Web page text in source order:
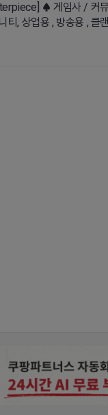
♠ 게임사 / 커
, 상업용 , 방송용 , 클